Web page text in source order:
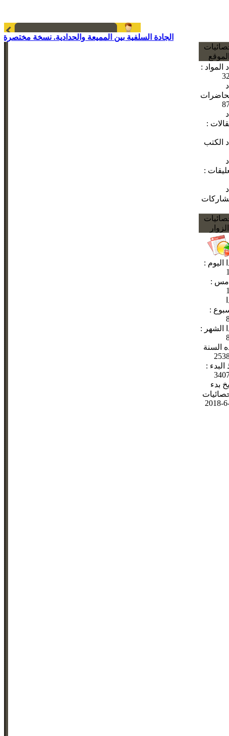
الجادة السلفية بين المميعة والحدادية. نسخة مختصرة منقحة-
الموقع
المواد :
:
الكتب
:
الزوار
اليوم :
:
:
الشهر :
السنة
البدء :
بدء